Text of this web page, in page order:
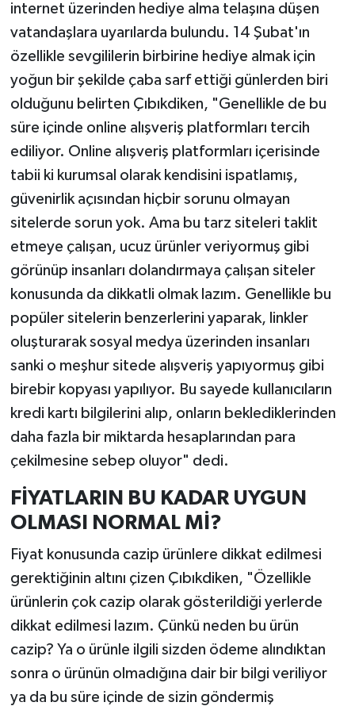
internet üzerinden hediye alma telaşına düşen
vatandaşlara uyarılarda bulundu. 14 Şubat'ın
özellikle sevgililerin birbirine hediye almak için
yoğun bir şekilde çaba sarf ettiği günlerden biri
olduğunu belirten Çıbıkdiken, "Genellikle de bu
süre içinde online alışveriş platformları tercih
ediliyor. Online alışveriş platformları içerisinde
tabii ki kurumsal olarak kendisini ispatlamış,
güvenirlik açısından hiçbir sorunu olmayan
sitelerde sorun yok. Ama bu tarz siteleri taklit
etmeye çalışan, ucuz ürünler veriyormuş gibi
görünüp insanları dolandırmaya çalışan siteler
konusunda da dikkatli olmak lazım. Genellikle bu
popüler sitelerin benzerlerini yaparak, linkler
oluşturarak sosyal medya üzerinden insanları
sanki o meşhur sitede alışveriş yapıyormuş gibi
birebir kopyası yapılıyor. Bu sayede kullanıcıların
kredi kartı bilgilerini alıp, onların beklediklerinden
daha fazla bir miktarda hesaplarından para
çekilmesine sebep oluyor" dedi.
FİYATLARIN BU KADAR UYGUN
OLMASI NORMAL Mİ?
Fiyat konusunda cazip ürünlere dikkat edilmesi
gerektiğinin altını çizen Çıbıkdiken, "Özellikle
ürünlerin çok cazip olarak gösterildiği yerlerde
dikkat edilmesi lazım. Çünkü neden bu ürün
cazip? Ya o ürünle ilgili sizden ödeme alındıktan
sonra o ürünün olmadığına dair bir bilgi veriliyor
ya da bu süre içinde de sizin göndermiş